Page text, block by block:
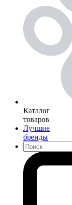
Каталог
товаров
Лучшие
бренды